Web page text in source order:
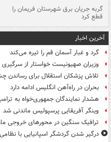
گربه جریان برق شهرستان فریمان را
قطع کرد
آخرین اخبار
گرد و غبار آسمان قم را تیره می‌کند
وزیران صهیونیست خواستار از
تلاش پزشکان استقلال برای رساندن
بحران در راه‌آهن انگلیس ادامه دارد
هشدار نمایندگان جمهوری‌خواه به
وینگر آفریقایی پرسپولیس ماندنی شد
ترافیک سنگین در محورهای خروجی
درگیر شدن گردشگر اسپانیایی با